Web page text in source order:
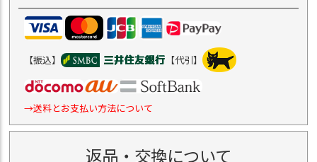
【振込】 【代引】
→送料とお支払い方法について
返品・交換について